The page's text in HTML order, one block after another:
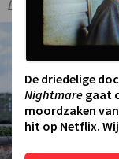
LAATSTE UPDATE:28-
De driedelige
Nightmare gaat
moordzaken
hit op Netflix.